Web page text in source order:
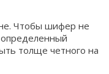
Чтобы шифер не
толще четного на